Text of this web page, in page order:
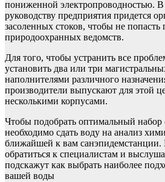
пониженной электропроводностью. В
руководству предприятия придется
засоленных стоков, чтобы не попасть
природоохранных ведомств.
Для того, чтобы устранить все
установить два или три
наполнителями различного
производители выпускают для этой
несколькими корпусами.
Чтобы подобрать оптимальный
необходимо сдать воду на анализ
ближайшей к вам
обратиться к специалистам и
подскажут как выбрать наиболее
вашей воды